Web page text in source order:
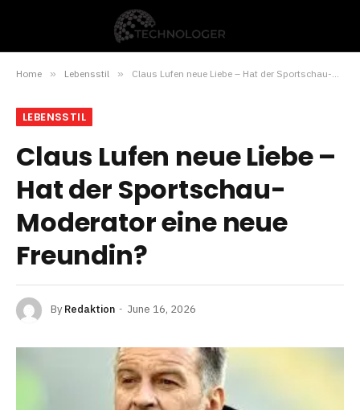
Home » Lebensstil » Claus Lufen neue Liebe – Hat der Sportschau-Moderator eine neue Freundin?
LEBENSSTIL
Claus Lufen neue Liebe –
Hat der Sportschau-
Moderator eine neue
Freundin?
By Redaktion June 16, 2026